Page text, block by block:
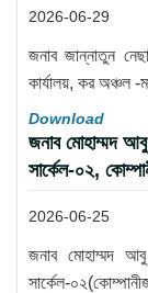
2026-06-29
জনাব জান্নাতুন
কার্যালয়, কর অঞ্চল
Download
জনাব মোহাম্মদ আবু
সার্কেল-০২,
2026-06-25
জনাব মোহাম্মদ
সার্কেল-